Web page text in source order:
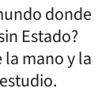
donde
Estado?
mano y la